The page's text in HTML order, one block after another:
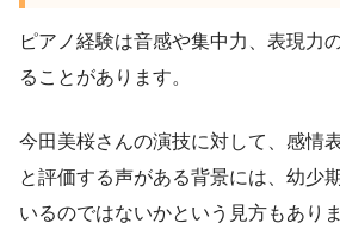
ピアノ経験は音感や集中力、表現力
ることがあります。
今田美桜さんの演技に対して、感情
と評価する声がある背景には、幼少
いるのではないかという見方もありま